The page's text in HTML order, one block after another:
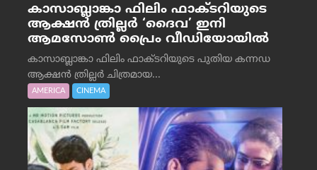
കാസാബ്ലാങ്കാ ഫിലിം ഫാക്ടറിയുടെ
ആക്ഷൻ ത്രില്ലർ ‘ദൈവ’ ഇനി
ആമസോൺ പ്രൈം വീഡിയോയിൽ
കാസാബ്ലാങ്കാ ഫിലിം ഫാക്ടറിയുടെ പുതിയ കന്നഡ
ആക്ഷൻ ത്രില്ലർ ചിത്രമായ...
AMERICA CINEMA